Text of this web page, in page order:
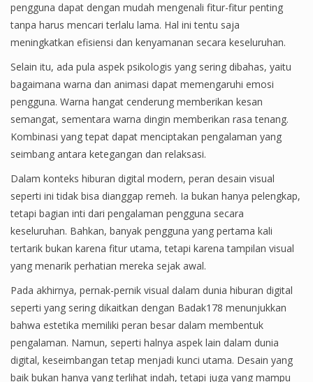
pengguna dapat dengan mudah mengenali fitur-fitur penting
tanpa harus mencari terlalu lama. Hal ini tentu saja
meningkatkan efisiensi dan kenyamanan secara keseluruhan.
Selain itu, ada pula aspek psikologis yang sering dibahas, yaitu
bagaimana warna dan animasi dapat memengaruhi emosi
pengguna. Warna hangat cenderung memberikan kesan
semangat, sementara warna dingin memberikan rasa tenang.
Kombinasi yang tepat dapat menciptakan pengalaman yang
seimbang antara ketegangan dan relaksasi.
Dalam konteks hiburan digital modern, peran desain visual
seperti ini tidak bisa dianggap remeh. Ia bukan hanya pelengkap,
tetapi bagian inti dari pengalaman pengguna secara
keseluruhan. Bahkan, banyak pengguna yang pertama kali
tertarik bukan karena fitur utama, tetapi karena tampilan visual
yang menarik perhatian mereka sejak awal.
Pada akhirnya, pernak-pernik visual dalam dunia hiburan digital
seperti yang sering dikaitkan dengan Badak178 menunjukkan
bahwa estetika memiliki peran besar dalam membentuk
pengalaman. Namun, seperti halnya aspek lain dalam dunia
digital, keseimbangan tetap menjadi kunci utama. Desain yang
baik bukan hanya yang terlihat indah, tetapi juga yang mampu